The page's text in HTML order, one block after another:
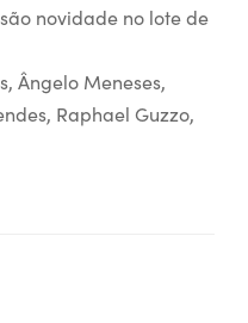
novidade no lote de
Ângelo Meneses,
Raphael Guzzo,